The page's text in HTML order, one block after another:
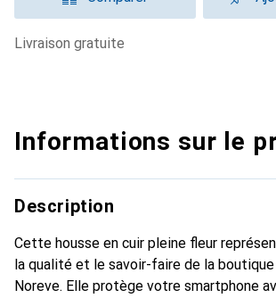
livraison gratuite
Informations sur le
Description
Cette housse en cuir pleine fleur
la qualité et le savoir-faire de la
Noreve. Elle protège votre smartphone